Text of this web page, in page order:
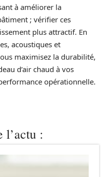
à améliorer la
; vérifier ces
plus attractif. En
acoustiques et
maximisez la durabilité,
d’air chaud à vos
opérationnelle.
l’actu :